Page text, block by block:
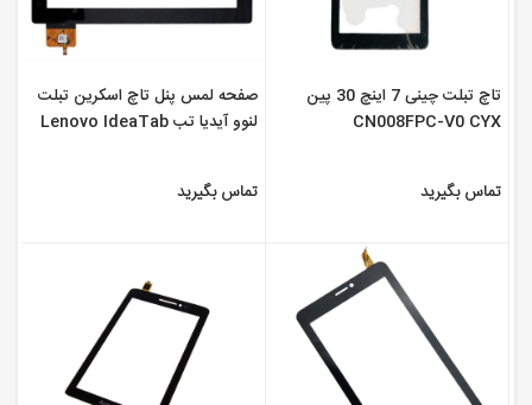
تاچ تبلت چینی 7 اینچ 30 پین
CN008FPC-V0 CYX
تماس بگیرید
صفحه لمس پنل تاچ اسکرین تبلت
لنوو آیدیا تب Lenovo IdeaTab
تماس بگیرید